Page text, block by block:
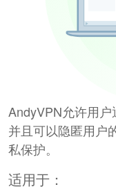
AndyVPN允许用户
并且可以隐匿用户
私保护。
适用于：